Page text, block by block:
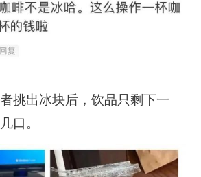
出冰块后，饮品只剩下一
口。